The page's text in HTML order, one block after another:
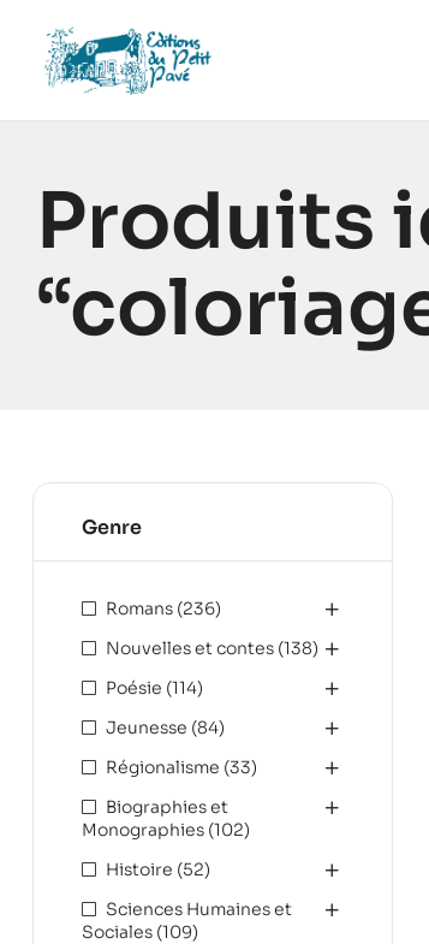
Produits
Genre
Romans (236)
Nouvelles et contes (138)
Poésie (114)
Jeunesse (84)
Régionalisme (33)
Biographies et
Monographies (102)
Histoire (52)
Sciences Humaines et
Sociales (109)